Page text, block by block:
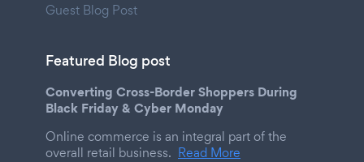
Guest Blog Post
Featured Blog post
Converting Cross-Border Shoppers During
Black Friday & Cyber Monday
Online commerce is an integral part of the
overall retail business. Read More